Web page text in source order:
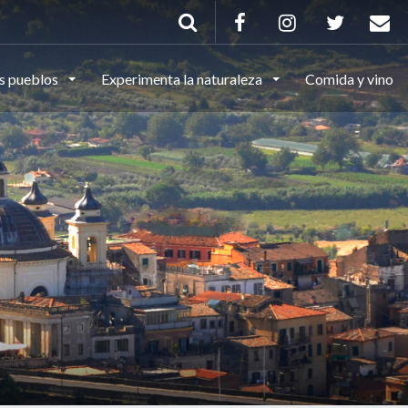
pueblos Experimenta la naturaleza Comida y vino